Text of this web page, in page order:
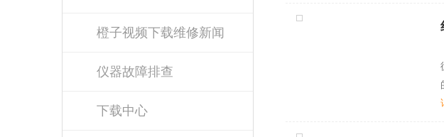
橙子视频下载维修新闻
仪器故障排查
下载中心